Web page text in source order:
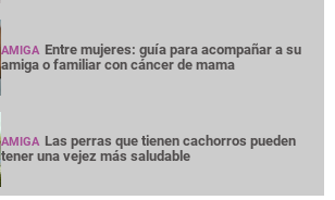
AMIGA Entre mujeres: guía para acompañar a su
amiga o familiar con cáncer de mama
AMIGA Las perras que tienen cachorros pueden
tener una vejez más saludable